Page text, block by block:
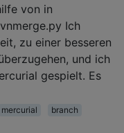
von in
Ich
zu einer besseren
und ich
gespielt. Es
mercurial
branch